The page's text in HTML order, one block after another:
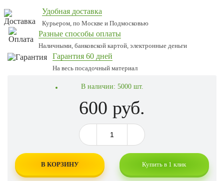
Удобная доставка
Курьером, по Москве и Подмосковью
Разные способы оплаты
Наличными, банковской картой, электронные деньги
Гарантия 60 дней
На весь посадочный материал
В наличии: 5000 шт.
600 руб.
В КОРЗИНУ Купить в 1 клик